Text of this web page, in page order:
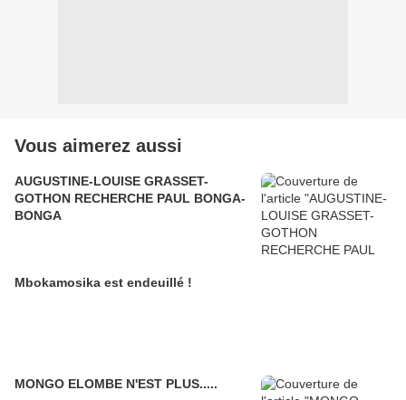
Vous aimerez aussi
AUGUSTINE-LOUISE GRASSET-
GOTHON RECHERCHE PAUL BONGA-
BONGA
Mbokamosika est endeuillé !
MONGO ELOMBE N'EST PLUS.....